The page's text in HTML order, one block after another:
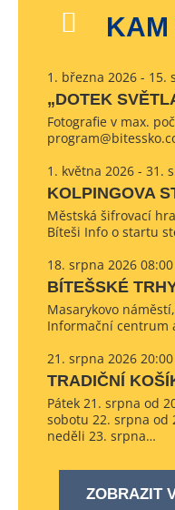
KAM
1. března 2026 - 15.
„DOTEK
Fotografie v max.
1. května 2026 - 31.
KOLPINGOVA
Městská šifrovací
Bíteši Info o startu
18. srpna 2026
BÍTEŠSKÉ
Masarykovo
Informační centrum
21. srpna 2026
TRADIČNÍ
Pátek 21. srpna od
sobotu 22. srpna od
neděli 23. srpna…
ZOBRAZIT